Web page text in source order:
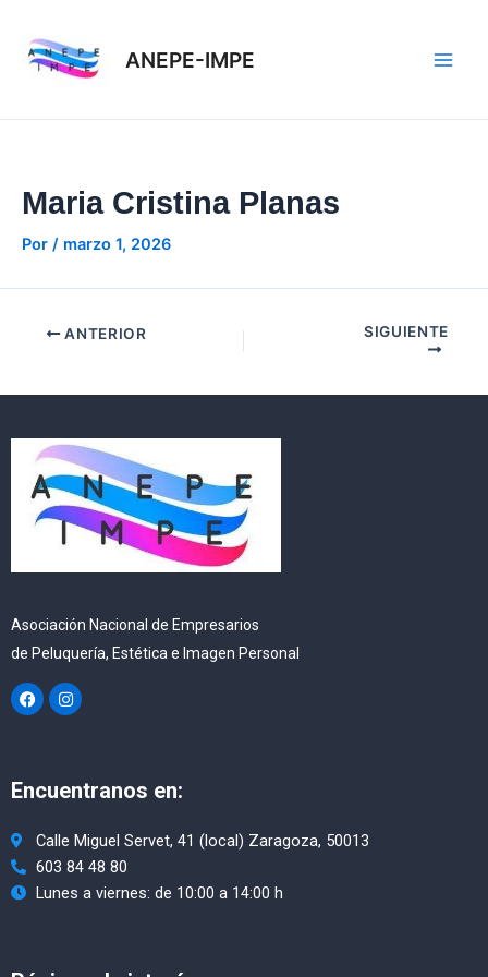
contenido
ANEPE-IMPE
Maria Cristina Planas
Por / marzo 1, 2026
de
entradas
ANTERIOR SIGUIENTE
Asociación Nacional de Empresarios
de Peluquería, Estética e Imagen Personal
F
a
c
o
k
I
n
s
r
a
Encuentranos en:
Calle Miguel Servet, 41 (local) Zaragoza, 50013
603 84 48 80
Lunes a viernes: de 10:00 a 14:00 h